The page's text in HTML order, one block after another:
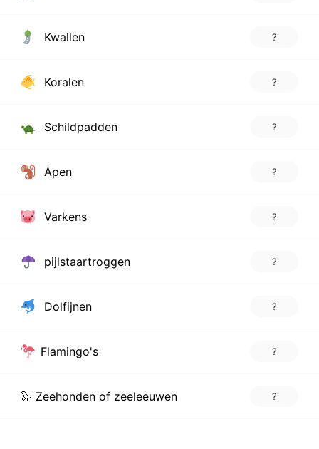
Kwallen ?
Koralen ?
Schildpadden ?
Apen ?
Varkens ?
pijlstaartroggen ?
Dolfijnen ?
Flamingo's ?
🦭 Zeehonden of zeeleeuwen ?